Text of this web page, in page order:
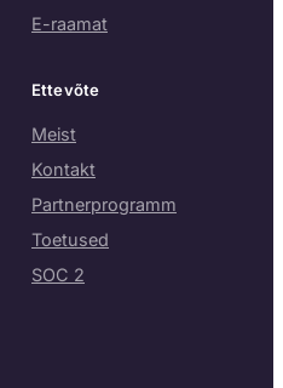
E-raamat
Ettevõte
Meist
Kontakt
Partnerprogramm
Toetused
SOC 2